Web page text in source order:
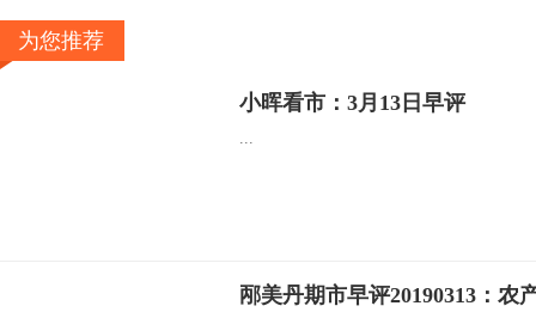
为您推荐
小晖看市：3月13日早评
...
邴美丹期市早评20190313：农